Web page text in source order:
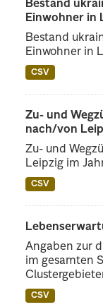
Bestand
Einwohner in
Bestand
Einwohner in
CSV
Zu- und
nach/von
Zu- und
Leipzig im
CSV
Angaben zur
im gesamten
CSV